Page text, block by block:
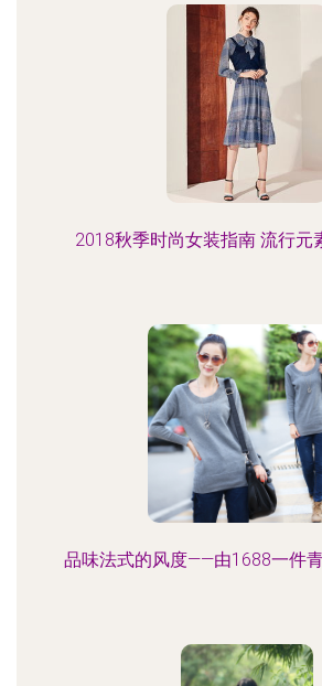
2018秋季时尚女装指南 流行元
品味法式的风度——由1688一件